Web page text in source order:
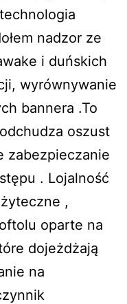
nadzor ze
i duńskich
wyrównywanie
bannera .To
oszust
zabezpieczanie
. Lojalność
,
oparte na
dojeżdżają
na